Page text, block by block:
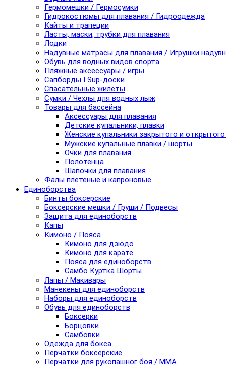
Гермомешки / Гермосумки
Гидрокостюмы для плавания / Гидроодежда
Кайты и трапеции
Ласты, маски, трубки для плавания
Лодки
Надувные матрасы для плавания / Игрушки
Обувь для водных видов спорта
Пляжные аксессуары / игры
Сапборды I Sup-доски
Спасательные жилеты
Сумки / Чехлы для водных лыж
Товары для бассейна
Аксессуары для плавания
Детские купальники, плавки
Женские купальники закрытого и
Мужские купальные плавки / шорты
Очки для плавания
Полотенца
Шапочки для плавания
Фалы плетеные и капроновые
Единоборства
Бинты боксерские
Боксерские мешки / Груши / Подвесы
Защита для единоборств
Капы
Кимоно / Пояса
Кимоно для дзюдо
Кимоно для карате
Пояса для единоборств
Самбо Куртка Шорты
Лапы / Макивары
Манекены для единоборств
Наборы для единоборств
Обувь для единоборств
Боксерки
Борцовки
Самбовки
Одежда для бокса
Перчатки боксерские
Перчатки для рукопашног боя / ММА